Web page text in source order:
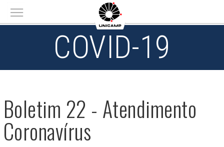
Main menu
COVID-19
Boletim 22 - Atendimento
Coronavírus